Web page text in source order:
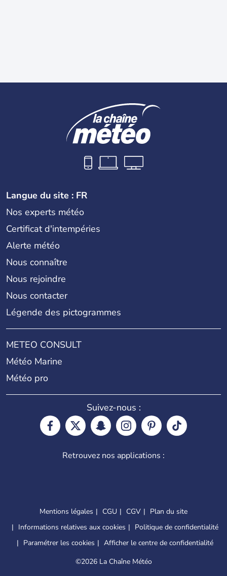
Langue du site : FR
Nos experts météo
Certificat d'intempéries
Alerte météo
Nous connaître
Nous rejoindre
Nous contacter
Légende des pictogrammes
METEO CONSULT
Météo Marine
Météo pro
Suivez-nous :
Retrouvez nos applications :
Mentions légales CGU CGV
Plan du site
Informations relatives aux cookies
Politique de confidentialité
Paramétrer les cookies
Afficher le centre de confidentialité
©2026 La Chaîne Météo